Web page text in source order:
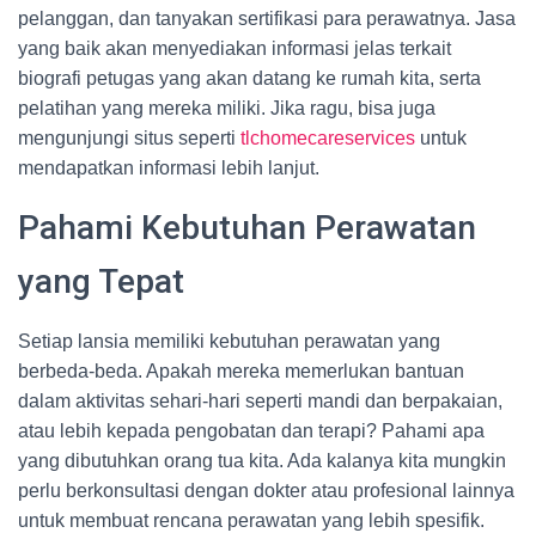
pelanggan, dan tanyakan sertifikasi para perawatnya. Jasa
yang baik akan menyediakan informasi jelas terkait
biografi petugas yang akan datang ke rumah kita, serta
pelatihan yang mereka miliki. Jika ragu, bisa juga
mengunjungi situs seperti tlchomecareservices untuk
mendapatkan informasi lebih lanjut.
Pahami Kebutuhan Perawatan
yang Tepat
Setiap lansia memiliki kebutuhan perawatan yang
berbeda-beda. Apakah mereka memerlukan bantuan
dalam aktivitas sehari-hari seperti mandi dan berpakaian,
atau lebih kepada pengobatan dan terapi? Pahami apa
yang dibutuhkan orang tua kita. Ada kalanya kita mungkin
perlu berkonsultasi dengan dokter atau profesional lainnya
untuk membuat rencana perawatan yang lebih spesifik.